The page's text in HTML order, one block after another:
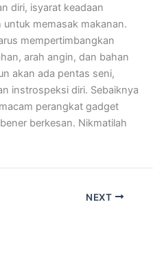
diri, isyarat keadaan
untuk memasak makanan.
mempertimbangkan
arah angin, dan bahan
akan ada pentas seni,
instrospeksi diri. Sebaiknya
perangkat gadget
berkesan. Nikmatilah
NEXT